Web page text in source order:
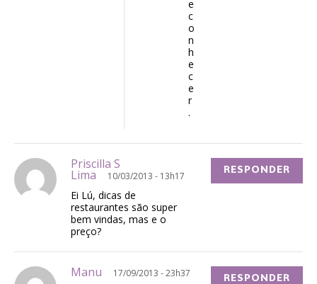
e
c
o
n
h
e
c
e
r
.
Priscilla S
Lima 10/03/2013 - 13h17
Ei Lú, dicas de
restaurantes são super
bem vindas, mas e o
preço?
RESPONDER
Manu 17/09/2013 - 23h37 RESPONDER